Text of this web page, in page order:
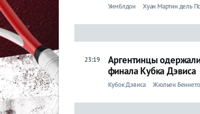
Уимблдон Хуан Мартин дель
23:19
Аргентинцы
финала Кубка Дэвиса
Кубок Дэвиса Жюльен Беннето
ATP
WTA
Бокс
Прочие
Игры